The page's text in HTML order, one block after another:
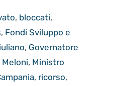
, bloccati,
, Fondi Sviluppo e
, Governatore
Meloni, Ministro
, ricorso,